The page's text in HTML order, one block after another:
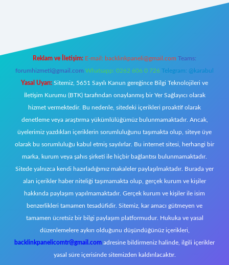
Reklam ve İletişim: E-mail: backlinkpaneli@gmail.com Teams:
forumhizmeti@gmail.com Whatsapp: 0262 606 0 726 Telegram: @karabul
Yasal Uyarı: Sitemiz, 5651 Sayılı Kanun gereğince Bilgi Teknolojileri ve
İletişim Kurumu (BTK) tarafından onaylanmış bir Yer Sağlayıcı olarak
hizmet vermektedir. Bu nedenle, sitedeki içerikleri proaktif olarak
denetleme veya araştırma yükümlülüğümüz bulunmamaktadır. Ancak,
üyelerimiz yazdıkları içeriklerin sorumluluğunu taşımakta olup, siteye üye
olarak bu sorumluluğu kabul etmiş sayılırlar. Bu internet sitesi, herhangi bir
marka, kurum veya şahıs şirketi ile hiçbir bağlantısı bulunmamaktadır.
Sitede yalnızca kendi hazırladığımız makaleler paylaşılmaktadır. Burada yer
alan içerikler haber niteliği taşımamakta olup, gerçek kurum ve kişiler
hakkında paylaşım yapılmamaktadır. Gerçek kurum ve kişiler ile isim
benzerlikleri tamamen tesadüfidir. Sitemiz, kar amacı gütmeyen ve
tamamen ücretsiz bir bilgi paylaşım platformudur. Hukuka ve yasal
düzenlemelere aykırı olduğunu düşündüğünüz içerikleri,
backlinkpanelicomtr@gmail.com adresine bildirmeniz halinde, ilgili içerikler
yasal süre içerisinde sitemizden kaldırılacaktır.